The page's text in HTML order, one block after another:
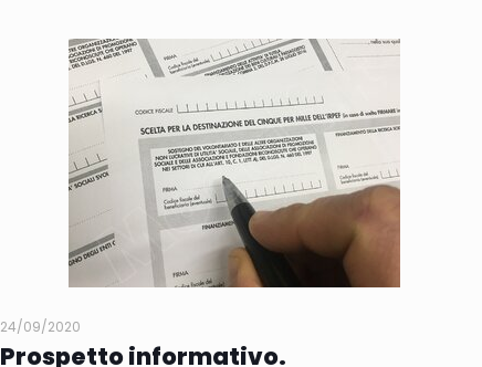
24/09/2020
Prospetto informativo.